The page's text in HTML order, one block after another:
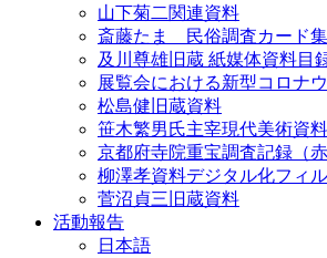
山下菊二関連資料
斎藤たま 民俗調査カード
及川尊雄旧蔵 紙媒体資料目
展覧会における新型コロナ
松島健旧蔵資料
笹木繁男氏主宰現代美術資
京都府寺院重宝調査記録（
柳澤孝資料デジタル化フィ
菅沼貞三旧蔵資料
活動報告
日本語